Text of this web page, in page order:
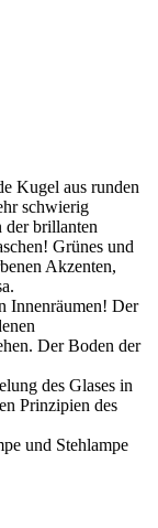
Kugel aus runden
schwierig
der brillanten
Grünes und
Akzenten,
Innenräumen! Der
Der Boden der
des Glases in
Prinzipien des
und Stehlampe